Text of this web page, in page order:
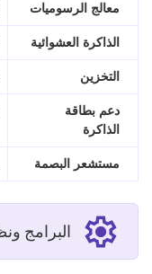
معالج الرسوميات
الذاكرة العشوائية
التخزين
دعم بطاقة
الذاكرة
مستشعر البصمة
البرامج